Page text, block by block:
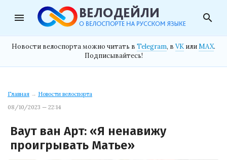
menu search
Новости велоспорта можно читать в Telegram, в VK илиMAX.
Подписывайтесь!
Главная → Новости велоспорта
08/10/2023 — 22:14
Ваут ван Арт: «Я ненавижу
проигрывать Матье»